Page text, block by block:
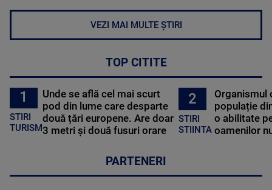
VEZI MAI MULTE ȘTIRI
TOP CITITE
1
STIRI
TURISM
Unde se află cel mai scurt
pod din lume care desparte
două țări europene. Are doar
3 metri și două fusuri orare
2
STIRI
STIINTA
Organismul
populație
o abilitate
oamenilor
PARTENERI